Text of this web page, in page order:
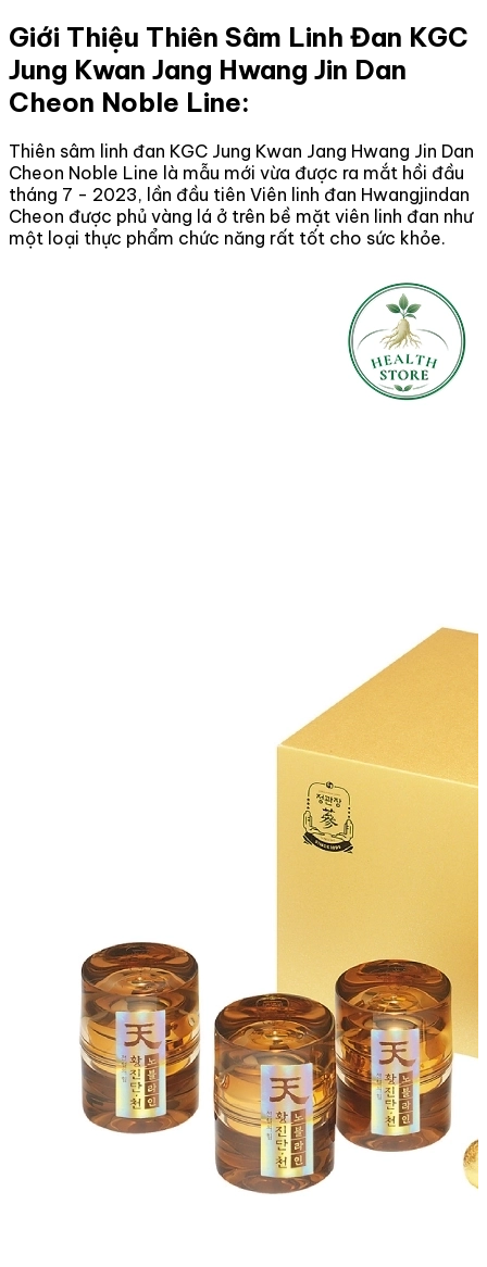
Giới Thiệu Thiên Sâm Linh Đan KGC
Jung Kwan Jang Hwang Jin Dan
Cheon Noble Line:
Thiên sâm linh đan KGC Jung Kwan Jang Hwang Jin Dan
Cheon Noble Line là mẫu mới vừa được ra mắt hồi đầu
tháng 7 - 2023, lần đầu tiên Viên linh đan Hwangjindan
Cheon được phủ vàng lá ở trên bề mặt viên linh đan như
một loại thực phẩm chức năng rất tốt cho sức khỏe.